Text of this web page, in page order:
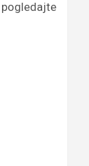
pogledajte